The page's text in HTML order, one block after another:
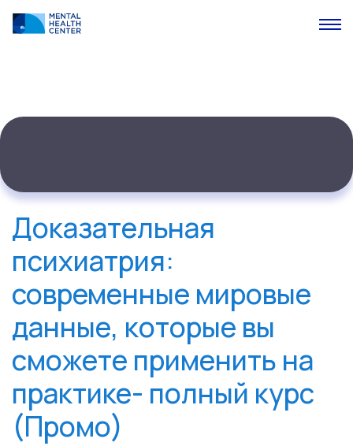
Доказательная
психиатрия:
современные мировые
данные, которые вы
сможете применить на
практике- полный курс
(Промо)